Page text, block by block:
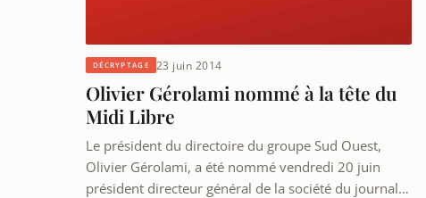
DÉCRYPTAGE 23 juin 2014
Olivier Gérolami nommé à la tête du
Midi Libre
Le président du directoire du groupe Sud Ouest,
Olivier Gérolami, a été nommé vendredi 20 juin
président directeur général de la société du journal…